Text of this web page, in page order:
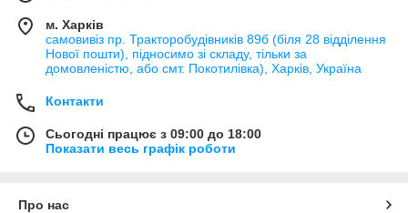
м. Харків
самовивіз пр. Тракторобудівників 89б (біля 28 відділення
Нової пошти), підносимо зі складу, тільки за
домовленістю, або смт. Покотилівка), Харків, Україна
Контакти
Сьогодні працює з 09:00 до 18:00
Показати весь графік роботи
Про нас